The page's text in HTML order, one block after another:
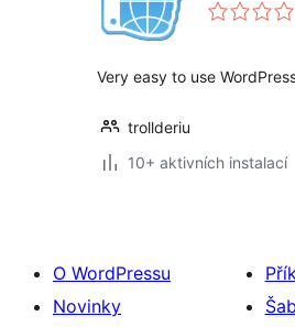
Very easy to use
trollderiu
10+ aktivních instalací
O WordPressu
Novinky